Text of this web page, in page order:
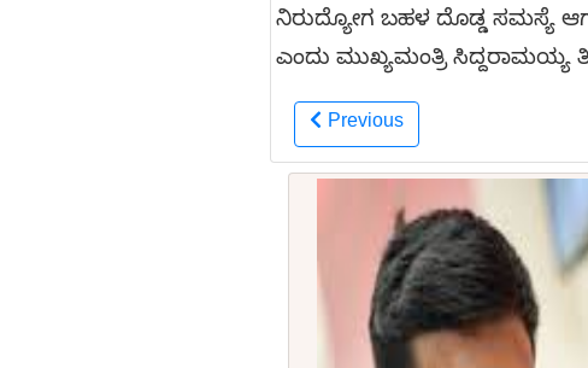
ನಿರುದ್ಯೋಗ ಬಹಳ ದೊಡ್ಡ ಸಮಸ್ಯೆ
ಎಂದು ಮುಖ್ಯಮಂತ್ರಿ ಸಿದ್ದರಾಮಯ್ಯ
Previous